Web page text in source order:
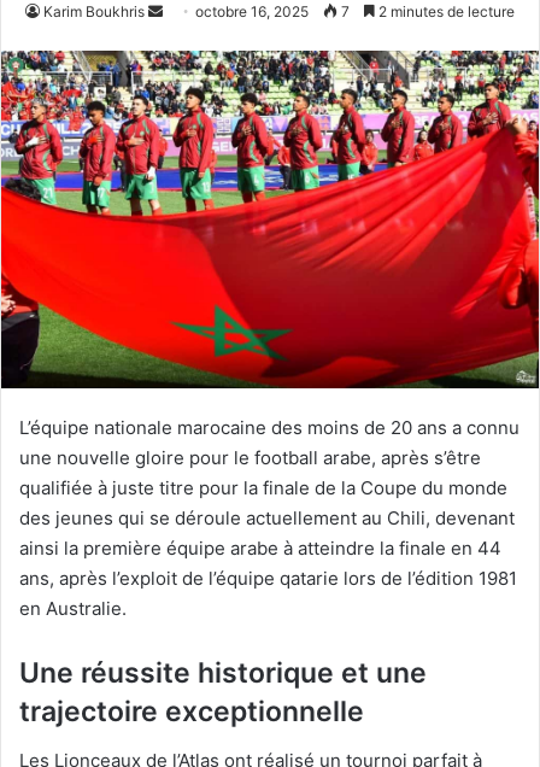
Karim Boukhris
Envoyer
courriel
octobre 16, 2025 7 2 minutes de lecture
L’équipe nationale marocaine des moins de 20 ans a connu
une nouvelle gloire pour le football arabe, après s’être
qualifiée à juste titre pour la finale de la Coupe du monde
des jeunes qui se déroule actuellement au Chili, devenant
ainsi la première équipe arabe à atteindre la finale en 44
ans, après l’exploit de l’équipe qatarie lors de l’édition 1981
en Australie.
Une réussite historique et une
trajectoire exceptionnelle
Les Lionceaux de l’Atlas ont réalisé un tournoi parfait à